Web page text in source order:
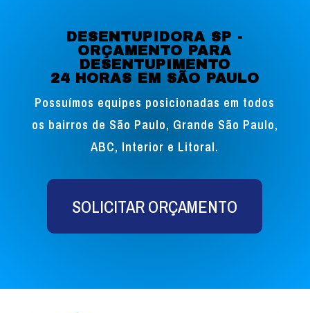
DESENTUPIDORA SP -
ORÇAMENTO PARA
DESENTUPIMENTO
24 HORAS EM SÃO PAULO
Possuímos equipes posicionadas em todos
os bairros de São Paulo, Grande São Paulo,
ABC, Interior e Litoral.
SOLICITAR ORÇAMENTO